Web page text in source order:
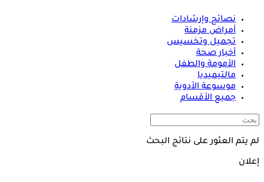
نصائح وإرشادات
أمراض مزمنة
تجميل وتخسيس
أخبار صحة
الأمومة والطفل
مالتيميديا
موسوعة الأدوية
جميع الأقسام
لم يتم العثور على نتائج البحث
إعلان